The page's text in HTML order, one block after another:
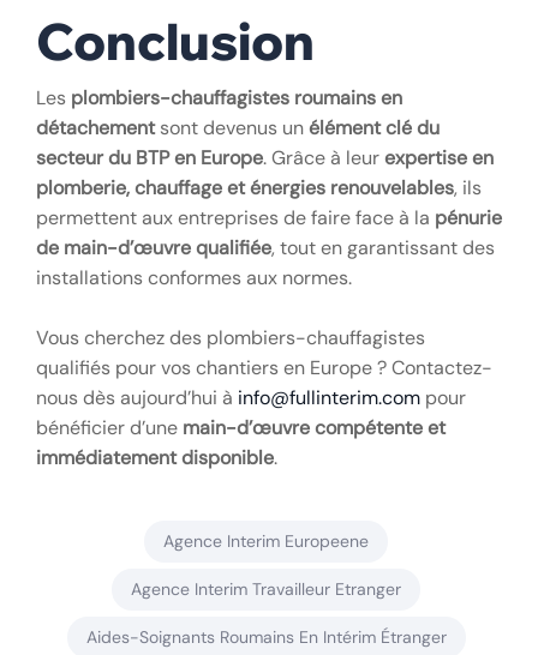
Conclusion
Les plombiers-chauffagistes roumains en
détachementsont devenus unélément clé du
secteur du BTP en Europe. Grâce à leurexpertise en
plomberie, chauffage et énergies renouvelables, ils
permettent aux entreprises de faire face à la pénurie
de main-d’œuvre qualifiée, tout en garantissant des
installations conformes aux normes.
Vous cherchez des plombiers-chauffagistes
qualifiés pour vos chantiers en Europe ? Contactez-
nous dès aujourd’hui à info@fullinterim.com pour
bénéficier d’une main-d’œuvre compétente et
immédiatement disponible.
Agence Interim Europeene
Agence Interim Travailleur Etranger
Aides-Soignants Roumains En Intérim Étranger